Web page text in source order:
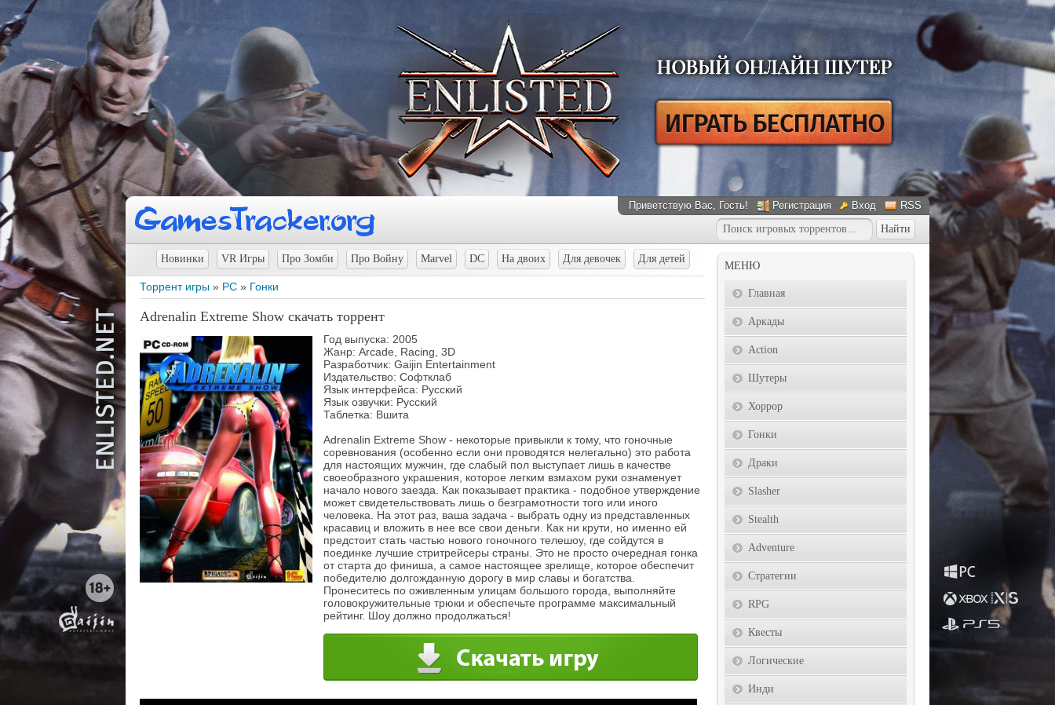
Приветствую Вас, Гость! Регистрация Вход RSS
Новинки VR Игры Про Зомби Про Войну Marvel DC На двоих Для девочек Для детей
Торрент игры » PC » Гонки
Adrenalin Extreme Show скачать торрент
Год выпуска: 2005
Жанр: Arcade, Racing, 3D
Разработчик: Gaijin Entertainment
Издательство: Софтклаб
Язык интерфейса: Русский
Язык озвучки: Русский
Таблетка: Вшита
Adrenalin Extreme Show - некоторые привыкли к тому, что гоночные
соревнования (особенно если они проводятся нелегально) это работа
для настоящих мужчин, где слабый пол выступает лишь в качестве
своеобразного украшения, которое легким взмахом руки ознаменует
начало нового заезда. Как показывает практика - подобное утверждение
может свидетельствовать лишь о безграмотности того или иного
человека. На этот раз, ваша задача - выбрать одну из представленных
красавиц и вложить в нее все свои деньги. Как ни крути, но именно ей
предстоит стать частью нового гоночного телешоу, где сойдутся в
поединке лучшие стритрейсеры страны. Это не просто очередная гонка
от старта до финиша, а самое настоящее зрелище, которое обеспечит
победителю долгожданную дорогу в мир славы и богатства.
Пронеситесь по оживленным улицам большого города, выполняйте
головокружительные трюки и обеспечьте программе максимальный
рейтинг. Шоу должно продолжаться!
МЕНЮ
Главная
Аркады
Action
Шутеры
Хоррор
Гонки
Драки
Slasher
Stealth
Adventure
Стратегии
RPG
Квесты
Логические
Инди